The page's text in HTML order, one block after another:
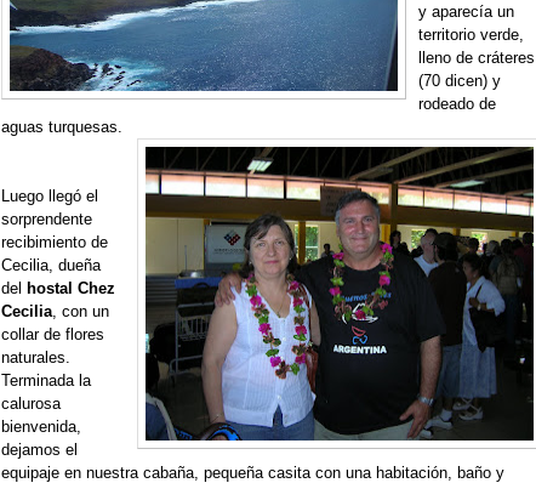
y aparecía un
territorio verde,
lleno de cráteres
(70 dicen) y
rodeado de
aguas turquesas.
Luego llegó el
sorprendente
recibimiento de
Cecilia, dueña
del hostal Chez
Cecilia, con un
collar de flores
naturales.
Terminada la
calurosa
bienvenida,
dejamos el
equipaje en nuestra cabaña, pequeña casita con una habitación, baño y